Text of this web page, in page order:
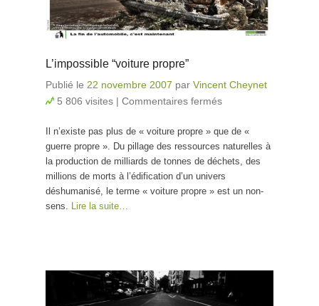
L’impossible “voiture propre”
Publié le 22 novembre 2007 par Vincent Cheynet
5 806 visites | Commentaires fermés
“voiture
propre”
Il n’existe pas plus de « voiture propre » que de «
guerre propre ». Du pillage des ressources naturelles à
la production de milliards de tonnes de déchets, des
millions de morts à l’édification d’un univers
déshumanisé, le terme « voiture propre » est un non-
sens. Lire la suite…